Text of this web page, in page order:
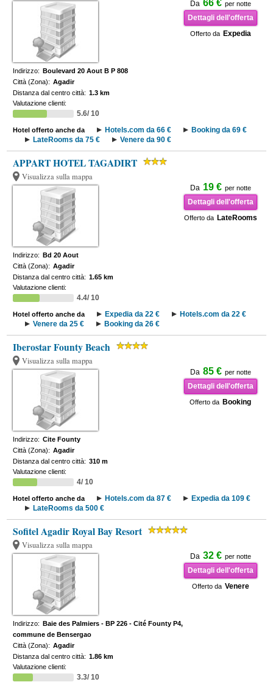
Da 66 € per notte
Dettagli dell'offerta
Offerto da Expedia
Indirizzo: Boulevard 20 Aout B P 808
Città (Zona): Agadir
Distanza dal centro città: 1.3 km
Valutazione clienti:
5.6/ 10
Hotel offerto anche da Hotels.com da 66 €
Booking da 69 €
LateRooms da 75 €
Venere da 90 €
APPART HOTEL TAGADIRT
Visualizza sulla mappa
Da 19 € per notte
Dettagli dell'offerta
Offerto da LateRooms
Indirizzo: Bd 20 Aout
Città (Zona): Agadir
Distanza dal centro città: 1.65 km
Valutazione clienti:
4.4/ 10
Hotel offerto anche da Expedia da 22 €
Hotels.com da 22 €
Venere da 25 €
Booking da 26 €
Iberostar Founty Beach
Visualizza sulla mappa
Da 85 € per notte
Dettagli dell'offerta
Offerto da Booking
Indirizzo: Cite Founty
Città (Zona): Agadir
Distanza dal centro città: 310 m
Valutazione clienti:
4/ 10
Hotel offerto anche da Hotels.com da 87 €
Expedia da 109 €
LateRooms da 500 €
Sofitel Agadir Royal Bay Resort
Visualizza sulla mappa
Da 32 € per notte
Dettagli dell'offerta
Offerto da Venere
Indirizzo: Baie des Palmiers - BP 226 - Cité Founty P4,
commune de Bensergao
Città (Zona): Agadir
Distanza dal centro città: 1.86 km
Valutazione clienti:
3.3/ 10